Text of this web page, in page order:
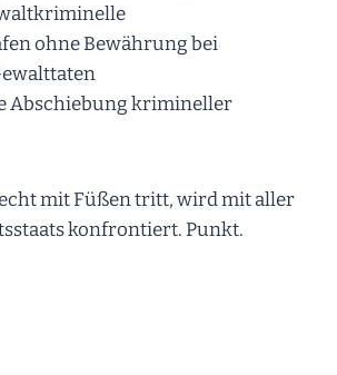
ohne Bewährung bei
Abschiebung krimineller
mit Füßen tritt, wird mit aller
konfrontiert. Punkt.